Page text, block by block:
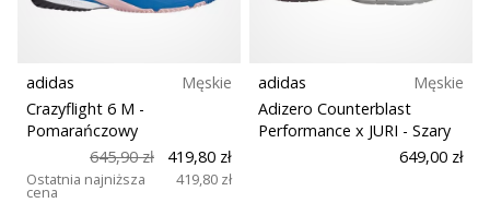
adidas
Męskie
Crazyflight 6 M -
Pomarańczowy
645,90 zł
419,80 zł
Ostatnia najniższa
cena
419,80 zł
adidas
Męskie
Adizero Counterblast
Performance x JURI - Szary
649,00 zł